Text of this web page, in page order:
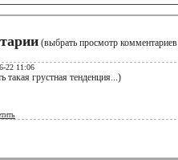
(выбрать просмотр комментариев
22 11:06
такая грустная тенденция...)